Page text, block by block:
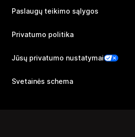
Paslaugų teikimo sąlygos
Privatumo politika
Jūsų privatumo nustatymai
Svetainės schema